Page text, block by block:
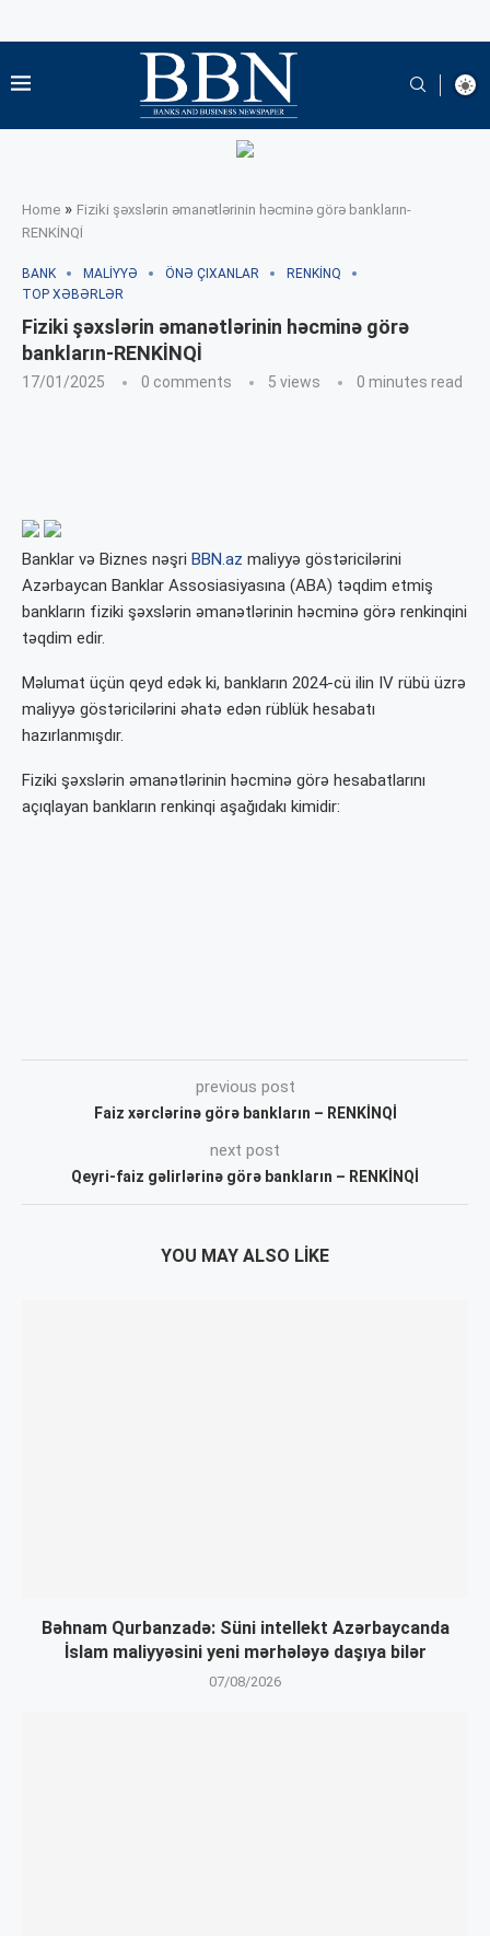
Home » Fiziki şəxslərin əmanətlərinin həcminə görə bankların-
RENKİNQİ
BANK MALIYYƏ ÖNƏ ÇIXANLAR
RENKINQ
TOP XƏBƏRLƏR
Fiziki şəxslərin əmanətlərinin həcminə görə
bankların-RENKİNQİ
17/01/2025 0 comments 5 views 0 minutes read
Banklar və Biznes nəşri BBN.az maliyyə göstəricilərini
Azərbaycan Banklar Assosiasiyasına (ABA) təqdim etmiş
bankların fiziki şəxslərin əmanətlərinin həcminə görə renkinqini
təqdim edir.
Məlumat üçün qeyd edək ki, bankların 2024-cü ilin IV rübü üzrə
maliyyə göstəricilərini əhatə edən rüblük hesabatı
hazırlanmışdır.
Fiziki şəxslərin əmanətlərinin həcminə görə hesabatlarını
açıqlayan bankların renkinqi aşağıdakı kimidir:
previous post
Faiz xərclərinə görə bankların – RENKİNQİ
next post
Qeyri-faiz gəlirlərinə görə bankların – RENKİNQİ
YOU MAY ALSO LIKE
Bəhnam Qurbanzadə: Süni intellekt Azərbaycanda
İslam maliyyəsini yeni mərhələyə daşıya bilər
07/08/2026